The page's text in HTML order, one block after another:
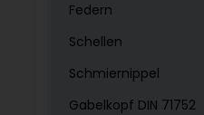
Federn
Schellen
Schmiernippel
Gabelkopf DIN 71752